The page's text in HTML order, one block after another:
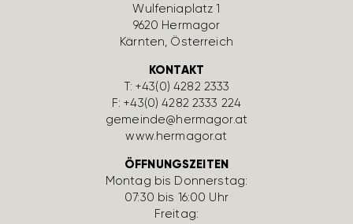
Wulfe­nia­platz 1
9620 Hermagor
Kärnten, Öster­reich
KONTAKT
T:+43(0) 4282 2333
F: +43(0) 4282 2333 224
gemeinde@hermagor.at
www.hermagor.at
ÖFFNUNGSZEITEN
Montag bis Donnerstag:
07:30 bis 16:00 Uhr
Freitag: